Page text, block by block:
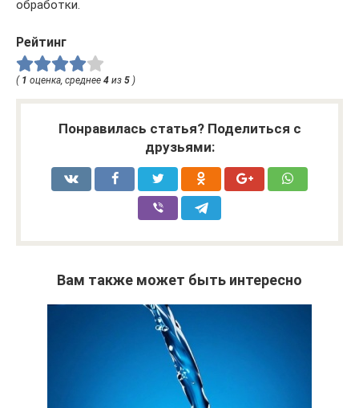
обработки.
Рейтинг
( 1 оценка, среднее 4 из 5 )
Понравилась статья? Поделиться с
друзьями:
Вам также может быть интересно